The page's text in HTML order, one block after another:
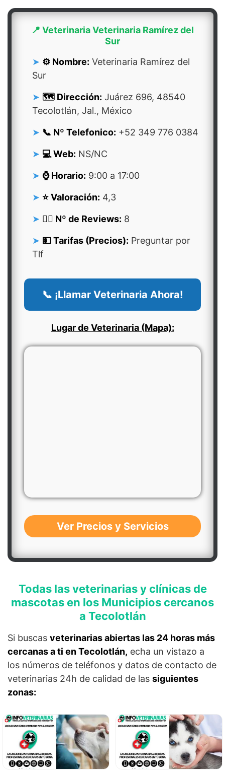
📍 Veterinaria Veterinaria Ramírez del
Sur
⚙️ Nombre: Veterinaria Ramírez del
Sur
🗺️ Dirección: Juárez 696, 48540
Tecolotlán, Jal., México
📞 Nº Telefonico: +52 349 776 0384
💻 Web: NS/NC
⌚ Horario: 9:00 a 17:00
⭐ Valoración: 4,3
👍🏻 Nº de Reviews: 8
💵 Tarifas (Precios): Preguntar por
Tlf
📞 ¡Llamar Veterinaria Ahora!
Lugar de Veterinaria (Mapa):
Ver Precios y Servicios
Todas las veterinarias y clínicas de
mascotas en los Municipios cercanos
a Tecolotlán
Si buscas veterinarias abiertas las 24 horas más
cercanas a ti en Tecolotlán, echa un vistazo a
los números de teléfonos y datos de contacto de
veterinarias 24h de calidad de las siguientes
zonas: